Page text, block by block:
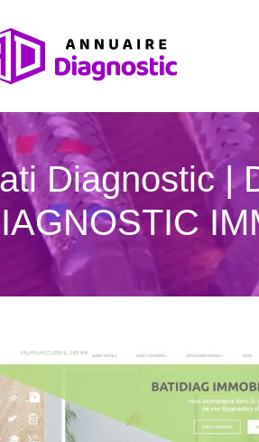
Diagnostic |